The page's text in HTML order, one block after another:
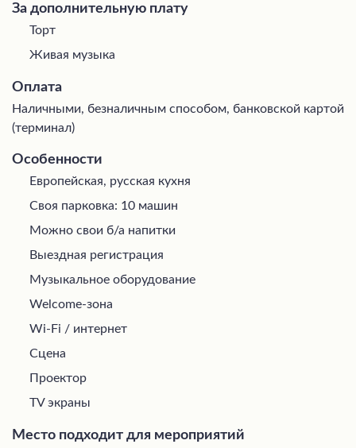
За дополнительную плату
Торт
Живая музыка
Оплата
Наличными, безналичным способом, банковской картой
(терминал)
Особенности
Европейская, русская кухня
Своя парковка: 10 машин
Можно свои б/а напитки
Выездная регистрация
Музыкальное оборудование
Welcome-зона
Wi-Fi / интернет
Сцена
Проектор
TV экраны
Место подходит для мероприятий